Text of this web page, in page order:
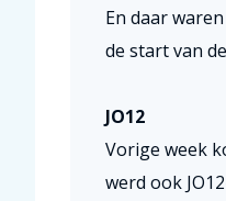
En daar
de start van
JO12
Vorige week
werd ook